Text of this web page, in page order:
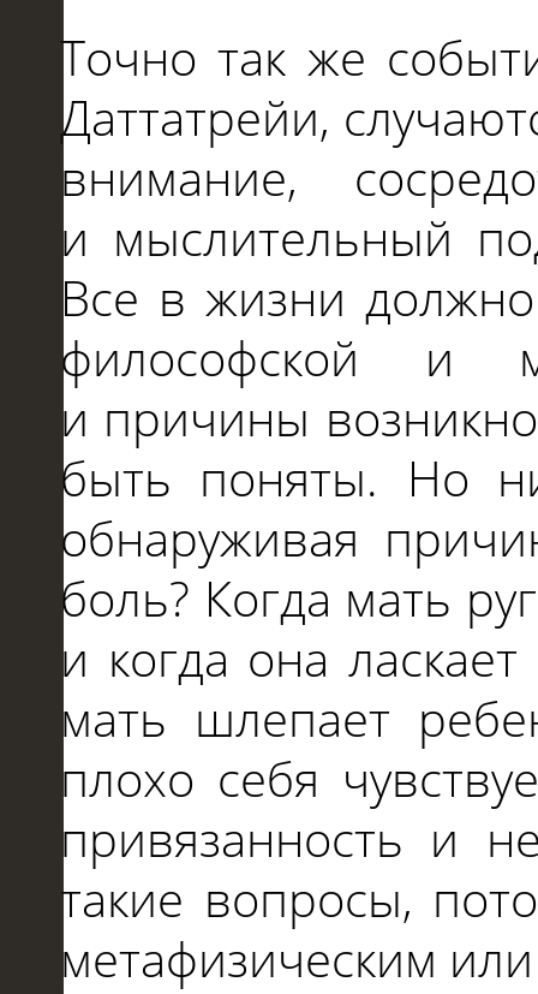
Точно так же
Даттатрейи,
внимание,
и мыслительный
Все в жизни
философской и
и причины
быть поняты. Но
обнаруживая
боль? Когда мать
и когда она
мать шлепает
плохо себя
привязанность и
такие вопросы,
метафизическим